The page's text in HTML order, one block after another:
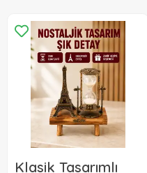
Klasik Tasarımlı